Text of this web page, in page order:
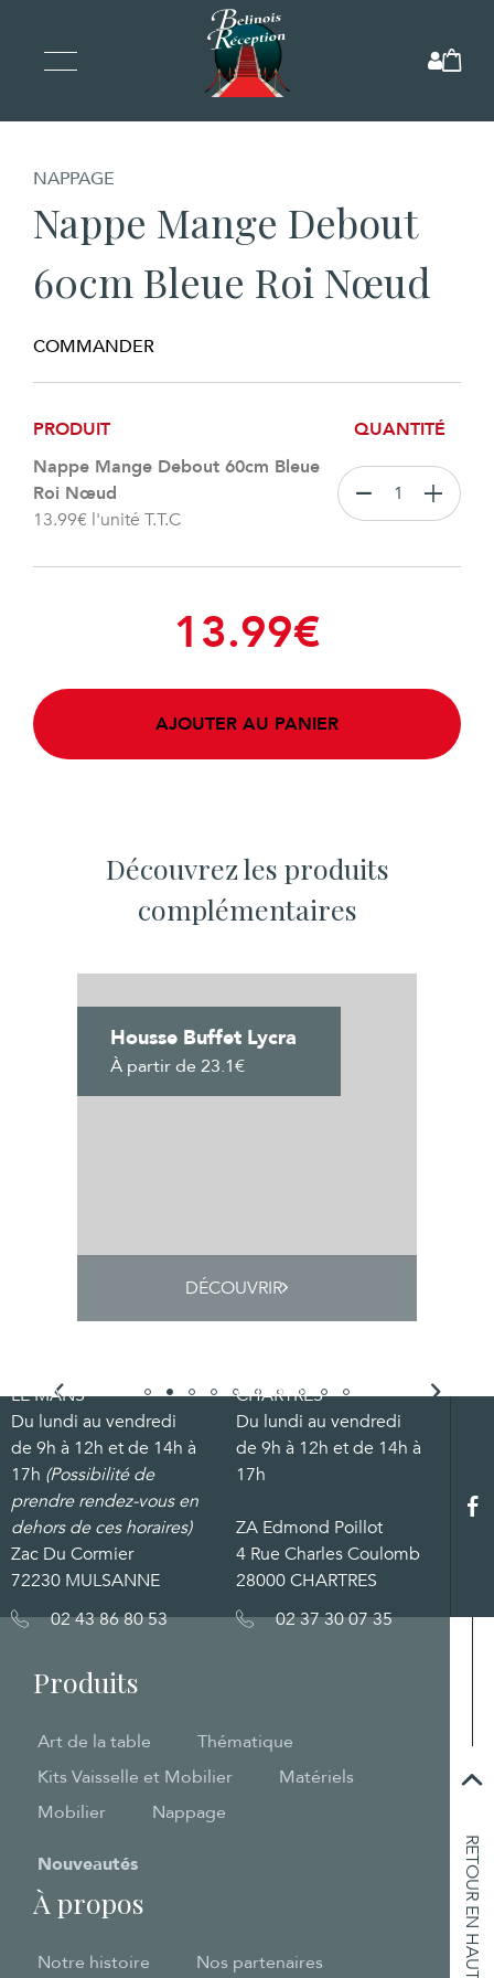
NAPPAGE
Nappe Mange Debout
60cm Bleue Roi Nœud
COMMANDER
PRODUIT
QUANTITÉ
Nappe Mange Debout 60cm Bleue
Roi Nœud
13.99€ l'unité T.T.C
13.99€
AJOUTER AU PANIER
Découvrez les produits
complémentaires
DÉCOUVRIR
Housse Buffet Lycra
À partir de 23.1€
RETOUR EN HAUT
Produits
Art de la table
Thématique
Kits Vaisselle et Mobilier
Matériels
Mobilier
Nappage
Nouveautés
À propos
Notre histoire Nos partenaires
LE MANS
Du lundi au vendredi
de 9h à 12h et de 14h à
17h (Possibilité de
prendre rendez-vous en
dehors de ces horaires)
Zac Du Cormier
72230 MULSANNE
02 43 86 80 53
CHARTRES
Du lundi au vendredi
de 9h à 12h et de 14h à
17h
ZA Edmond Poillot
4 Rue Charles Coulomb
28000 CHARTRES
02 37 30 07 35